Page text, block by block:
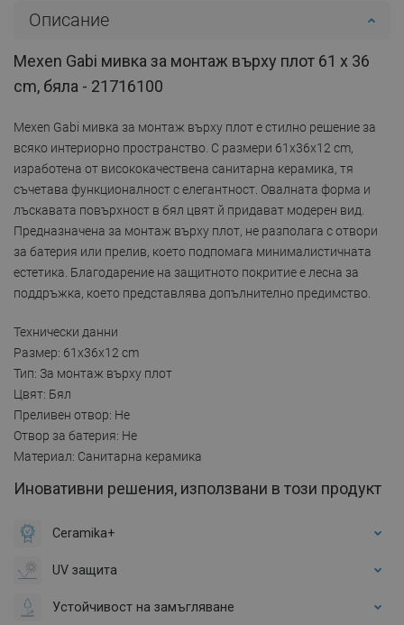
Описание
Mexen Gabi мивка за монтаж върху плот 61 x 36
cm, бяла - 21716100
Mexen Gabi мивка за монтаж върху плот е стилно решение за
всяко интериорно пространство. С размери 61x36x12 cm,
изработена от висококачествена санитарна керамика, тя
съчетава функционалност с елегантност. Овалната форма и
лъскавата повърхност в бял цвят й придават модерен вид.
Предназначена за монтаж върху плот, не разполага с отвори
за батерия или прелив, което подпомага минималистичната
естетика. Благодарение на защитното покритие е лесна за
поддръжка, което представлява допълнително предимство.
Технически данни
Размер: 61x36x12 cm
Тип: За монтаж върху плот
Цвят: Бял
Преливен отвор: Не
Отвор за батерия: Не
Материал: Санитарна керамика
Иновативни решения, използвани в този продукт
Ceramika+
UV защита
Устойчивост на замъгляване